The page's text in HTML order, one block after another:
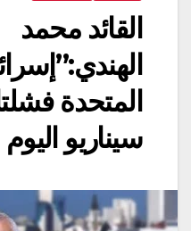
القائد محمد
المتحدة
سيناريو